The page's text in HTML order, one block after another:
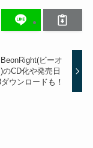
ビーオ
のCD化や発売日
ウンロードも！